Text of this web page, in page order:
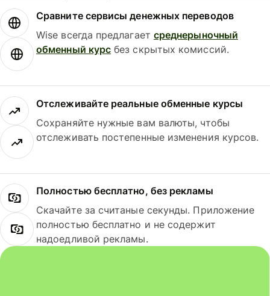
Сравните сервисы денежных переводов
Wise всегда предлагает среднерыночный
обменный курс без скрытых комиссий.
Отслеживайте реальные обменные курсы
Сохраняйте нужные вам валюты, чтобы
отслеживать постепенные изменения курсов.
Полностью бесплатно, без рекламы
Скачайте за считаные секунды. Приложение
полностью бесплатно и не содержит
надоедливой рекламы.